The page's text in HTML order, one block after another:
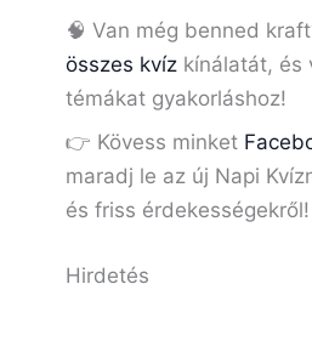
🧠 Van még benned
összes kvíz kínálatát, és
témákat gyakorláshoz!
👉 Kövess minket
maradj le az új Napi
és friss érdekességekről!
Hirdetés